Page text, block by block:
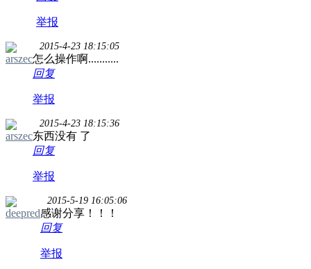
举报
arszec
2015-4-23 18:15:05
怎么操作啊...........
回复
举报
arszec
2015-4-23 18:15:36
东西没有 了
回复
举报
deepred
2015-5-19 16:05:06
感谢分享！！！
回复
举报